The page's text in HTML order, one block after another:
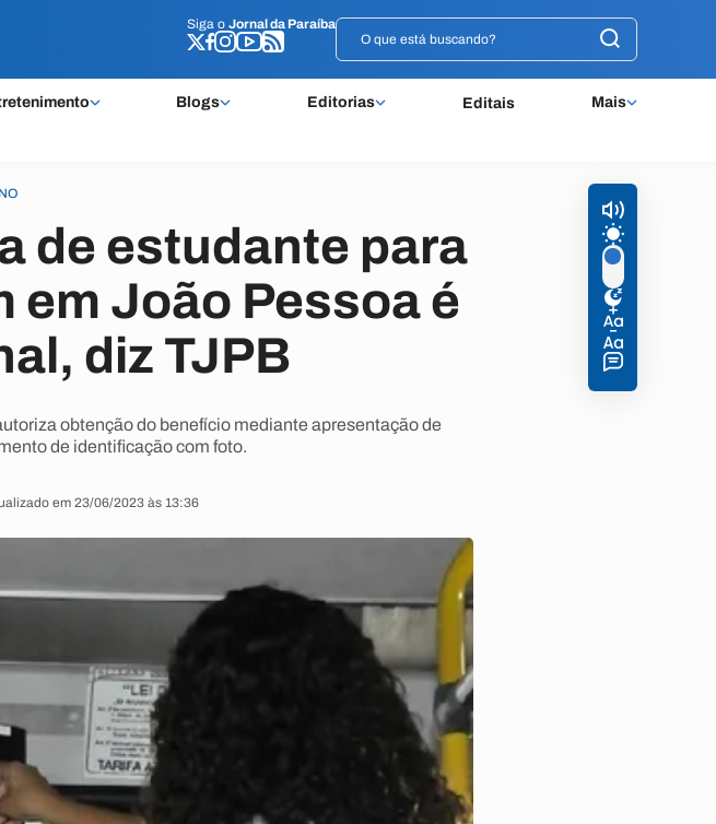
Siga o Jornal da Paraíba
Blogs Editorias Editais Mais
Siga o Jornal da Paraíba
de estudante para
em João Pessoa é
diz TJPB
obtenção do benefício mediante apresentação de
de identificação com foto.
em 23/06/2023 às 13:36